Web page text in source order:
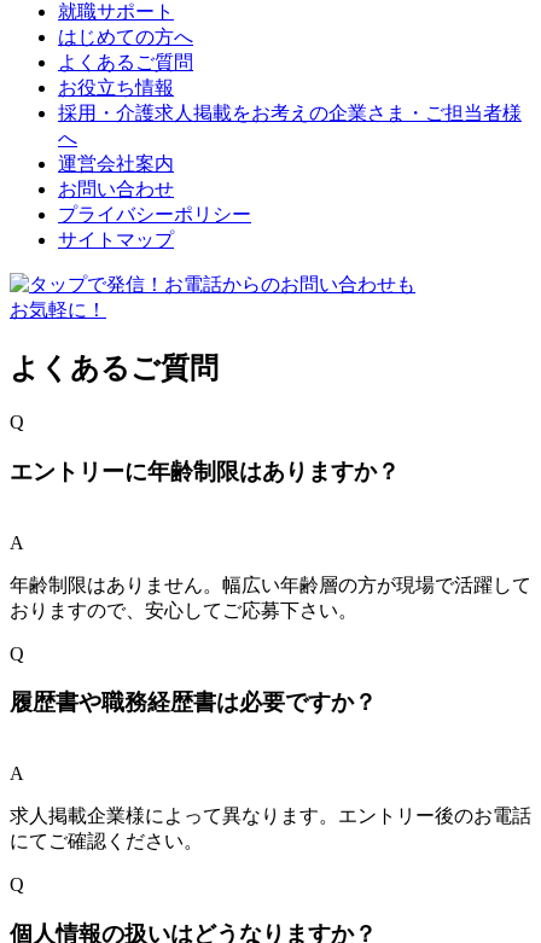
就職サポート
はじめての方へ
よくあるご質問
お役立ち情報
採用・介護求人掲載をお考えの企業さま・ご担当者様
へ
運営会社案内
お問い合わせ
プライバシーポリシー
サイトマップ
よくあるご質問
Q
エントリーに年齢制限はありますか？
A
年齢制限はありません。幅広い年齢層の方が現場で活躍して
おりますので、安心してご応募下さい。
Q
履歴書や職務経歴書は必要ですか？
A
求人掲載企業様によって異なります。エントリー後のお電話
にてご確認ください。
Q
個人情報の扱いはどうなりますか？